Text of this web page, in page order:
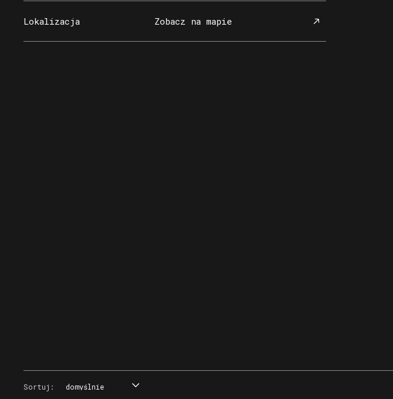
Lokalizacja Zobacz na mapie
Sortuj:
domyślnie